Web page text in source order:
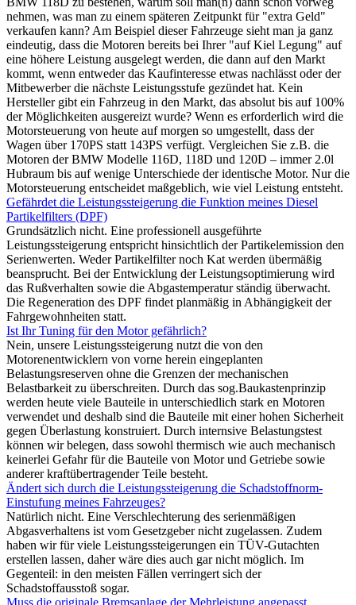
nehmen, was man zu einem späteren Zeitpunkt für "extra Geld"
verkaufen kann? Am Beispiel dieser Fahrzeuge sieht man ja ganz
eindeutig, dass die Motoren bereits bei Ihrer "auf Kiel Legung" auf
eine höhere Leistung ausgelegt werden, die dann auf den Markt
kommt, wenn entweder das Kaufinteresse etwas nachlässt oder der
Mitbewerber die nächste Leistungsstufe gezündet hat. Kein
Hersteller gibt ein Fahrzeug in den Markt, das absolut bis auf 100%
der Möglichkeiten ausgereizt wurde? Wenn es erforderlich wird die
Motorsteuerung von heute auf morgen so umgestellt, dass der
Wagen über 170PS statt 143PS verfügt. Vergleichen Sie z.B. die
Motoren der BMW Modelle 116D, 118D und 120D – immer 2.0l
Hubraum bis auf wenige Unterschiede der identische Motor. Nur die
Motorsteuerung entscheidet maßgeblich, wie viel Leistung entsteht.
Gefährdet die Leistungssteigerung die Funktion meines Diesel
Partikelfilters (DPF)
Grundsätzlich nicht. Eine professionell ausgeführte
Leistungssteigerung entspricht hinsichtlich der Partikelemission den
Serienwerten. Weder Partikelfilter noch Kat werden übermäßig
beansprucht. Bei der Entwicklung der Leistungsoptimierung wird
das Rußverhalten sowie die Abgastemperatur ständig überwacht.
Die Regeneration des DPF findet planmäßig in Abhängigkeit der
Fahrgewohnheiten statt.
Ist Ihr Tuning für den Motor gefährlich?
Nein, unsere Leistungssteigerung nutzt die von den
Motorenentwicklern von vorne herein eingeplanten
Belastungsreserven ohne die Grenzen der mechanischen
Belastbarkeit zu überschreiten. Durch das sog.Baukastenprinzip
werden heute viele Bauteile in unterschiedlich stark en Motoren
verwendet und deshalb sind die Bauteile mit einer hohen Sicherheit
gegen Überlastung konstruiert. Durch internsive Belastungstest
können wir belegen, dass sowohl thermisch wie auch mechanisch
keinerlei Gefahr für die Bauteile von Motor und Getriebe sowie
anderer kraftübertragender Teile besteht.
Ändert sich durch die Leistungssteigerung die Schadstoffnorm-
Einstufung meines Fahrzeuges?
Natürlich nicht. Eine Verschlechterung des serienmäßigen
Abgasverhaltens ist vom Gesetzgeber nicht zugelassen. Zudem
haben wir für viele Leistungssteigerungen ein TÜV-Gutachten
erstellen lassen, daher wäre dies auch gar nicht möglich. Im
Gegenteil: in den meisten Fällen verringert sich der
Schadstoffausstoß sogar.
Muss die originale Bremsanlage der Mehrleistung angepasst